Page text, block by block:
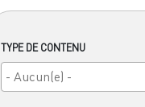
TYPE DE CONTENU